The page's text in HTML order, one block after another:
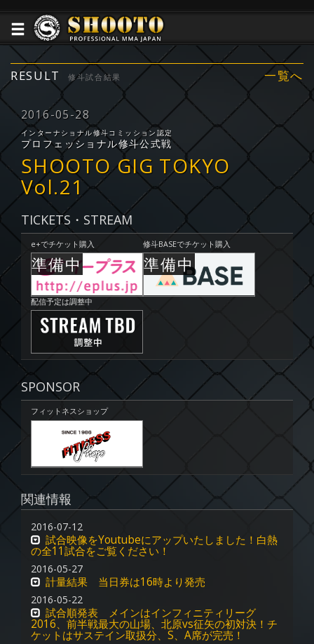
RESULT 修斗試合結果 一覧へ
2016-05-28
インターナショナル修斗コミッション認定
プロフェッショナル修斗公式戦
SHOOTO GIG TOKYO
Vol.21
TICKETS・STREAM
e+でチケット購入 修斗BASEでチケット購入
配信予定は調整中
SPONSOR
フィットネスショップ
関連情報
2016-07-12
試合映像をYoutubeにアップいたしました！白熱
の全11試合をご覧ください！
2016-05-27
計量結果 当日券は16時より発売
2016-05-22
試合順発表 メインはインフィニティリーグ
2016、前半戦最大の山場、北原vs征矢の初対決！チ
ケットはサステイン取扱分、S、A席が完売！